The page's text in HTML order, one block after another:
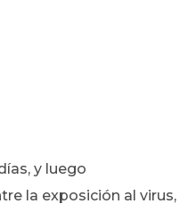
y luego
la exposición al virus,